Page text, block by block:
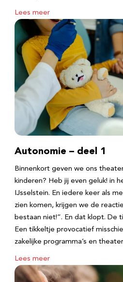
Lees meer
Autonomie – deel 1
Binnenkort geven we ons
kinderen? Heb jij even geluk! in
IJsselstein. En iedere keer als
zien komen, krijgen we de
bestaan niet!”. En dat klopt. De
Een tikkeltje provocatief
zakelijke programma’s en
Lees meer